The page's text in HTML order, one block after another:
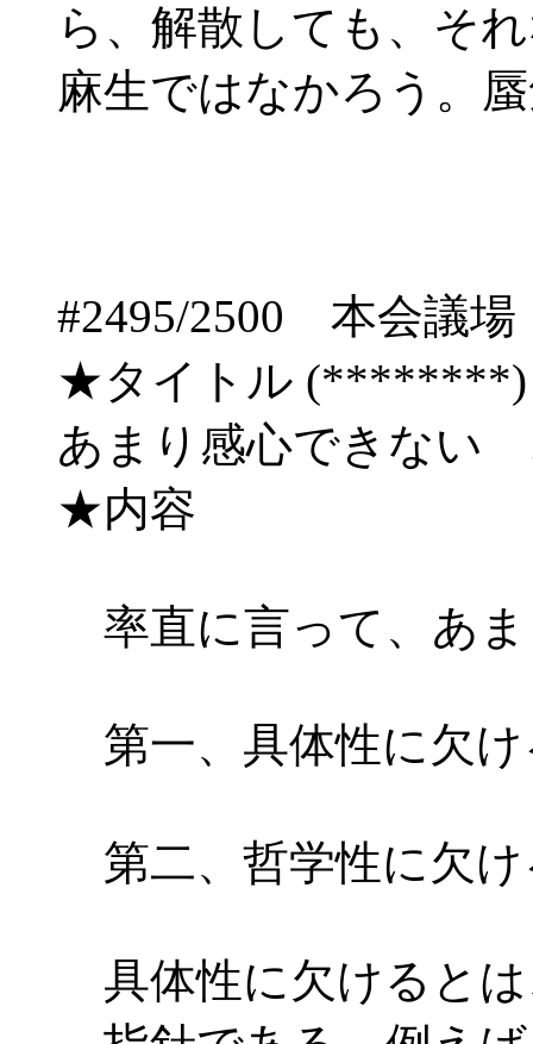
ら、解散しても、そ
麻生ではなかろう。
#2495/2500 本会
★タイトル (********)
あまり感心できな
★内容
率直に言って、あ
第一、具体性に欠け
第二、哲学性に欠け
具体性に欠けると